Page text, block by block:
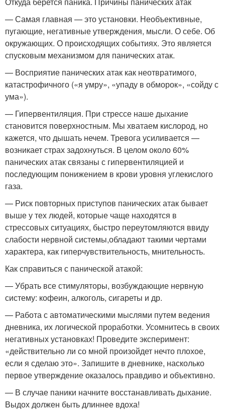
— Самая главная — это установки. Необъективные,
пугающие, негативные утверждения, мысли. О себе. Об
окружающих. О происходящих событиях. Это является
спусковым механизмом для панических атак.
— Восприятие панических атак как неотвратимого,
катастрофичного («я умру», «упаду в обморок», «сойду с
ума»).
— Гипервентиляция. При стрессе наше дыхание
становится поверхностным. Мы хватаем кислород, но
кажется, что дышать нечем. Тревога усиливается —
возникает страх задохнуться. В целом около 60%
панических атак связаны с гипервентиляцией и
последующим понижением в крови уровня углекислого
газа.
— Риск повторных приступов панических атак бывает
выше у тех людей, которые чаще находятся в
стрессовых ситуациях, быстро переутомляются ввиду
слабости нервной системы,обладают такими чертами
характера, как гиперчувствительность, мнительность.
Как справиться с панической атакой:
— Убрать все стимуляторы, возбуждающие нервную
систему: кофеин, алкоголь, сигареты и др.
— Работа с автоматическими мыслями путем ведения
дневника, их логической проработки. Усомнитесь в своих
негативных установках! Проведите эксперимент:
«действительно ли со мной произойдет нечто плохое,
если я сделаю это». Запишите в дневнике, насколько
первое утверждение оказалось правдиво и объективно.
— В случае паники начните восстанавливать дыхание.
Выдох должен быть длиннее вдоха!